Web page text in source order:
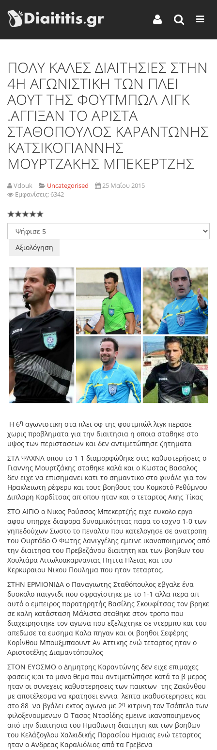
ΠΟΛΥ ΚΑΛΕΣ ΔΙΑΙΤΗΣΙΕΣ ΣΤΗΝ
4Η ΑΓΩΝΙΣΤΙΚΗ ΤΩΝ ΠΛΕΙ
ΑΟΥΤ ΤΗΣ ΦΟΥΤΜΠΩΛ ΛΙΓΚ
.ΑΓΓΙΞΑΝ ΤΟ ΑΡΙΣΤΑ
ΣΤΑΘΟΠΟΥΛΟΣ ΚΑΡΑΝΤΩΝΗΣ
ΚΑΤΣΙΚΟΓΙΑΝΝΗΣ
ΜΟΥΡΤΖΑΚΗΣ ΜΠΕΚΕΡΤΖΗΣ
Vdouk Uncategorised
25 Μαΐου 2015
Εμφανίσεις: 6342
Παρακαλώ
αξιολογήστε
Η 6η αγωνιστικη στα πλει οφ της φουτμπώλ λιγκ περασε
χωρις προβληματα για την διαιτησια η οποια σταθηκε στο
υψος των περιστασεων και δεν αντιμετώπησε ζητηματα
ΣΤΑ ΨΑΧΝΑ οπου το 1-1 διαμορφώθηκε στις καθυστερήσεις ο
Γιαννης Μουρτζάκης σταθηκε καλά και ο Κωστας Βασαλος
δεν ειχε να επισημανει κατι το σημαντικο στο φινάλε για τον
Ηρακλειωτη ρέφερυ και τους βοηθους του Κομκοτό Ρεθύμνου
Διπλαρη Καρδίτσας απ οπου ηταν και ο τεταρτος Ακης Τίκας
ΣΤΟ ΑΙΓΙΟ ο Νικος Ρούσσος Μπεκερτζής ειχε ευκολο εργο
αφου υπηρχε διαφορα δυναμικότητας παρα το ισχνο 1-0 των
γηπεδούχων Σωστο το πεναλτυ που κατελογησε σε ανατροπη
του Ουρτάδο Ο Φωτης Δανιγγέλης εμεινε ικανοποιημενος από
την διαιτησα του Πρεβεζάνου διαιτητη και των βοηθων του
Χουλιάρα Αιτωλοακαρνανιας Πηττα Ηλειας και του
Κερκυραιου Νικου Πουλημα που ηταν τεταρτος.
ΣΤΗΝ ΕΡΜΙΟΝΙΔΑ ο Παναγιωτης Σταθόπουλος εβγαλε ένα
δυσκολο παιγνιδι που σφραγίστηκε με το 1-1 αλλα περα απ
αυτό ο εμπειρος παρατηρητής Βασίλης Σκουφίτσας τον βρηκε
σε καλη κατάσταση Μάλιστα σταθηκε στον τροπο που
διαχειρηστηκε τον αγωνα που εξελιχτηκε σε ντερμπυ και του
απεδωσε τα ευσημα Καλα πηγαν και οι βοηθοι Σεφέρης
Κορίνθου Μπουξμπαουντ Αν Αττικης ενώ τεταρτος ηταν ο
Αριστοτέλης Διαμαντόπουλος
ΣΤΟΝ ΕΥΟΣΜΟ ο Δημητρης Καραντώνης δεν ειχε επιμαχες
φασεις κ;αι το μονο θεμα που αντιμετώπησε κατά το β μερος
ηταν οι συνεχεις καθυστερησεις των παικτων της Ζακύνθου
με αποτέλεσμα να κρατησει εννια λεπτα ικαθυστερησεις και
στο 88 να βγάλει εκτος αγωνα με 2η κιτρινη τον Τσόπελα των
φιλοξενουμενων Ο Τασος Ντοσίδης εμεινε ικανοποιημενος
από την διαιτησια του Ημαθιωτη διαιτητη και των βοηθων
του Κελάζογλου Χαλκιδικής Παρασίου Ημαιας ενώ τεταρτος
ηταν ο Ανδρεας Καραλιόλιος από τα Γρεβενα